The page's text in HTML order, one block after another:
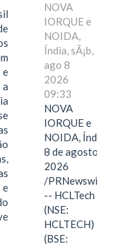
NOVA
IORQUE e
NOIDA,
Índia, sÃ¡b,
ago 8
2026
09:33
NOVA
IORQUE e
NOIDA, Índia,
8 de agosto de
2026
/PRNewswire/
-- HCLTech
(NSE:
HCLTECH)
(BSE: